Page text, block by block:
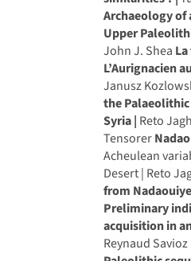
Archaeology of
Upper
John J. Shea
L’Aurignacien
Janusz
the
Syria | Reto
Tensorer
Acheulean
Desert | Reto
from
Preliminary
acquisition in
Reynaud Savioz